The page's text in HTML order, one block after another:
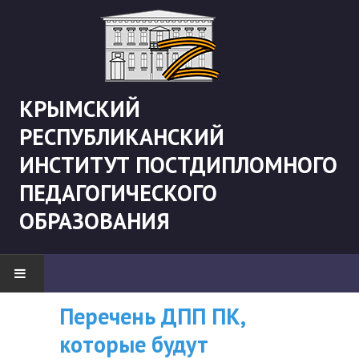
КРЫМСКИЙ
РЕСПУБЛИКАНСКИЙ
ИНСТИТУТ ПОСТДИПЛОМНОГО
ПЕДАГОГИЧЕСКОГО
ОБРАЗОВАНИЯ
НОВОСТИ
"Боевая" русистика
ВНИМАНИЮ
СЛУШАТЕЛЕЙ, У
Перечень ДПП ПК,
которые будут